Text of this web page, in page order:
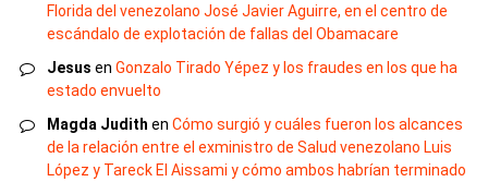
Florida del venezolano José Javier Aguirre, en el centro de
escándalo de explotación de fallas del Obamacare
Jesus en Gonzalo Tirado Yépez y los fraudes en los que ha
estado envuelto
Magda Judith en Cómo surgió y cuáles fueron los alcances
de la relación entre el exministro de Salud venezolano Luis
López y Tareck El Aissami y cómo ambos habrían terminado